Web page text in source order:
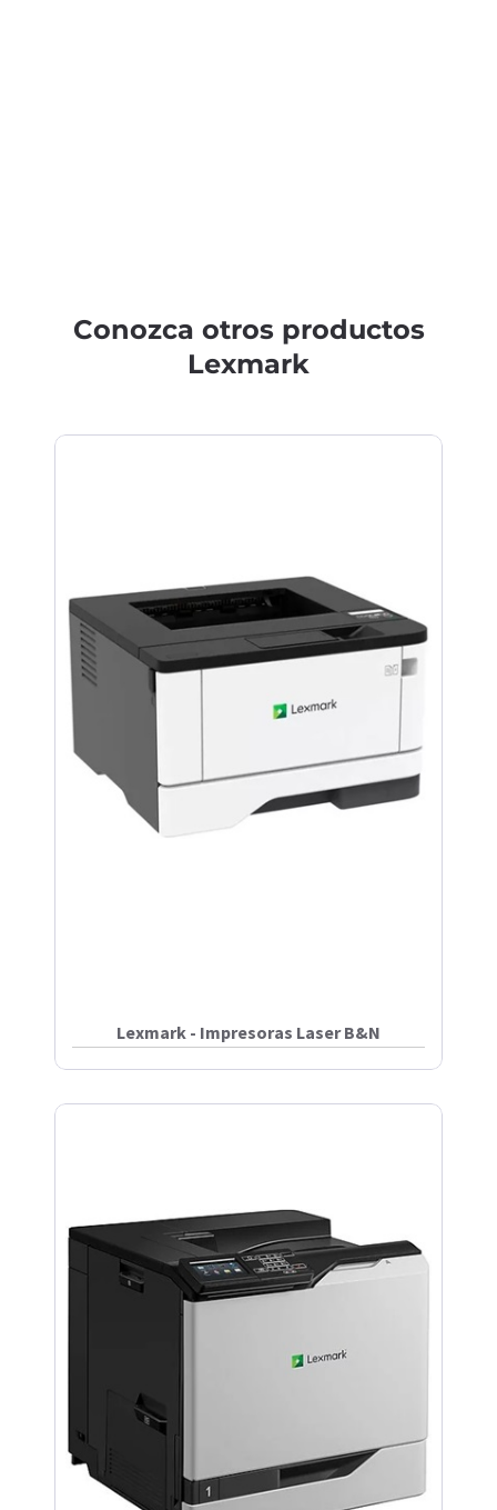
Conozca otros productos
Lexmark
Lexmark - Impresoras Laser B&N